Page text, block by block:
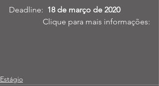
Deadline: 18 de março de 2020
Clique para mais informações:
Estágio